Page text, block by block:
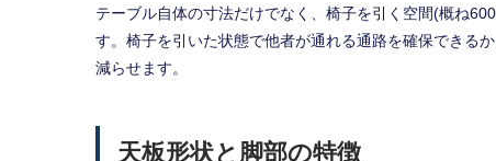
テーブル自体の寸法だけでなく、椅子を引く空間(概ね
す。椅子を引いた状態で他者が通れる通路を確保できる
減らせます。
天板形状と脚部の特徴